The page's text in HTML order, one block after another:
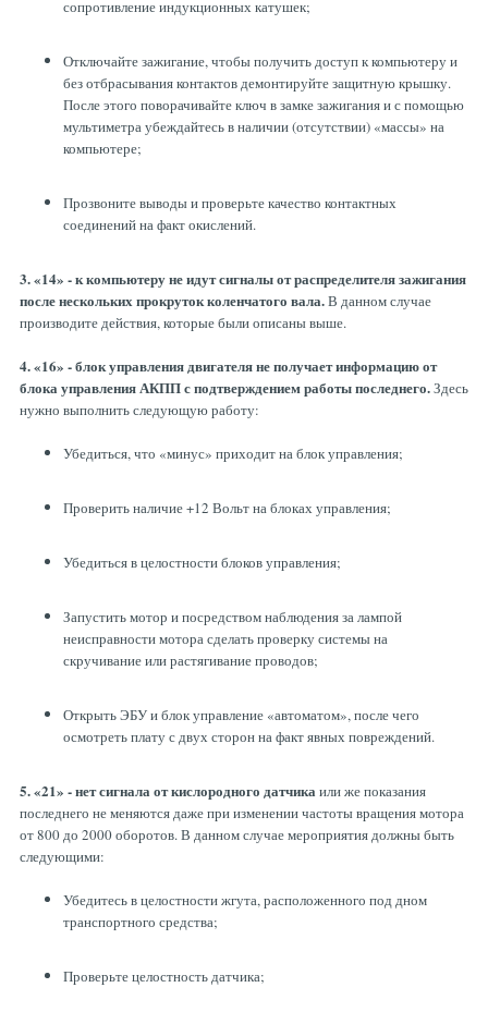
сопротивление индукционных катушек;
Отключайте зажигание, чтобы получить доступ к компьютеру и
без отбрасывания контактов демонтируйте защитную крышку.
После этого поворачивайте ключ в замке зажигания и с помощью
мультиметра убеждайтесь в наличии (отсутствии) «массы» на
компьютере;
Прозвоните выводы и проверьте качество контактных
соединений на факт окислений.
3. «14» - к компьютеру не идут сигналы от распределителя зажигания
после нескольких прокруток коленчатого вала.В данном случае
производите действия, которые были описаны выше.
4. «16» - блок управления двигателя не получает информацию от
блока управления АКПП с подтверждением работы последнего.Здесь
нужно выполнить следующую работу:
Убедиться, что «минус» приходит на блок управления;
Проверить наличие +12 Вольт на блоках управления;
Убедиться в целостности блоков управления;
Запустить мотор и посредством наблюдения за лампой
неисправности мотора сделать проверку системы на
скручивание или растягивание проводов;
Открыть ЭБУ и блок управление «автоматом», после чего
осмотреть плату с двух сторон на факт явных повреждений.
5. «21» - нет сигнала от кислородного датчикаили же показания
последнего не меняются даже при изменении частоты вращения мотора
от 800 до 2000 оборотов. В данном случае мероприятия должны быть
следующими:
Убедитесь в целостности жгута, расположенного под дном
транспортного средства;
Проверьте целостность датчика;